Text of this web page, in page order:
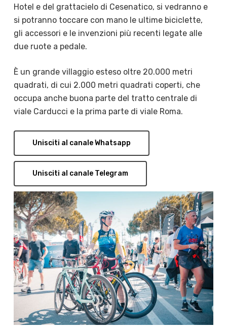
Hotel e del grattacielo di Cesenatico, si vedranno e
si potranno toccare con mano le ultime biciclette,
gli accessori e le invenzioni più recenti legate alle
due ruote a pedale.
È un grande villaggio esteso oltre 20.000 metri
quadrati, di cui 2.000 metri quadrati coperti, che
occupa anche buona parte del tratto centrale di
viale Carducci e la prima parte di viale Roma.
Unisciti al canale Whatsapp
Unisciti al canale Telegram